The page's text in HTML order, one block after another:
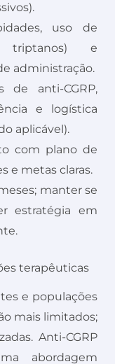
uso de
triptanos) e
administração.
de anti-CGRP,
e logística
aplicável).
com plano de
e metas claras.
manter se
estratégia em
terapêuticas
e populações
mais limitados;
Anti-CGRP
abordagem